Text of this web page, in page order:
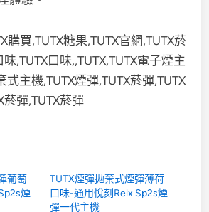
葡萄
煙
TUTX煙彈拋棄式煙彈薄荷
口味-通用悅刻Relx Sp2s煙
彈一代主機